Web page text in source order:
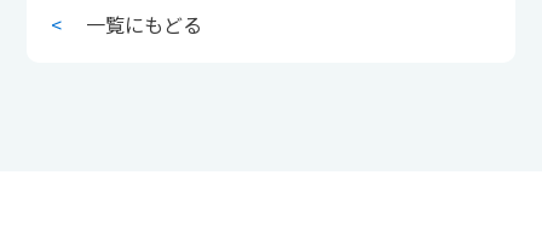
< 一覧にもどる